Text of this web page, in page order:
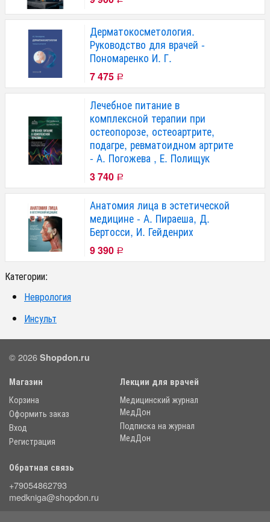
Дерматокосметология.
Руководство для врачей -
Пономаренко И. Г.
7 475 Р
Лечебное питание в
комплексной терапии при
остеопорозе, остеоартрите,
подагре, ревматоидном артрите
- А. Погожева , Е. Полищук
3 740 Р
Анатомия лица в эстетической
медицине - А. Пираеша, Д.
Бертосси, И. Гейденрих
9 390 Р
Категории:
Неврология
Инсульт
© 2026 Shopdon.ru
Магазин
Корзина
Оформить заказ
Вход
Регистрация
Лекции для врачей
Медицинский журнал
МедДон
Подписка на журнал
МедДон
Обратная связь
+79054862793
medkniga@shopdon.ru